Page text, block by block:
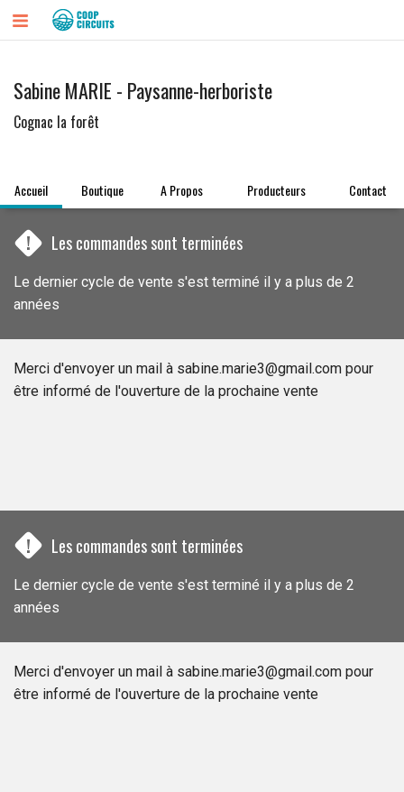
Sabine MARIE - Paysanne-herboriste
Cognac la forêt
Accueil Boutique A Propos Producteurs Contact
! Les commandes sont terminées
Le dernier cycle de vente s'est terminé il y a plus de 2
années
Merci d'envoyer un mail à sabine.marie3@gmail.com pour
être informé de l'ouverture de la prochaine vente
! Les commandes sont terminées
Le dernier cycle de vente s'est terminé il y a plus de 2
années
Merci d'envoyer un mail à sabine.marie3@gmail.com pour
être informé de l'ouverture de la prochaine vente